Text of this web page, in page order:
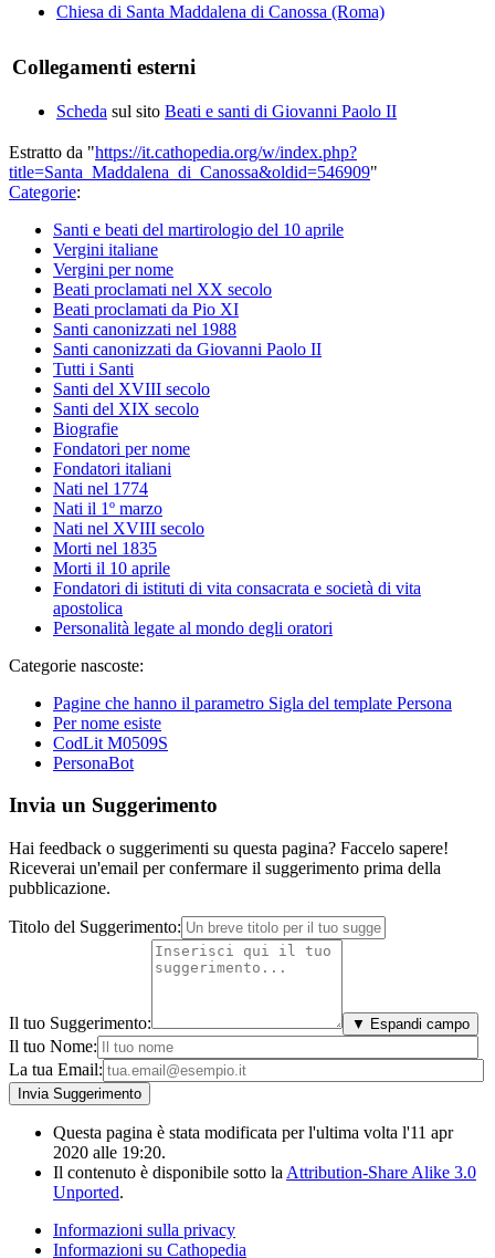
Chiesa di Santa Maddalena di Canossa (Roma)
Collegamenti esterni
Scheda sul sito Beati e santi di Giovanni Paolo II
Estratto da "https://it.cathopedia.org/w/index.php?
title=Santa_Maddalena_di_Canossa&oldid=546909"
Categorie:
Santi e beati del martirologio del 10 aprile
Vergini italiane
Vergini per nome
Beati proclamati nel XX secolo
Beati proclamati da Pio XI
Santi canonizzati nel 1988
Santi canonizzati da Giovanni Paolo II
Tutti i Santi
Santi del XVIII secolo
Santi del XIX secolo
Biografie
Fondatori per nome
Fondatori italiani
Nati nel 1774
Nati il 1º marzo
Nati nel XVIII secolo
Morti nel 1835
Morti il 10 aprile
Fondatori di istituti di vita consacrata e società di vita
apostolica
Personalità legate al mondo degli oratori
Categorie nascoste:
Pagine che hanno il parametro Sigla del template Persona
Per nome esiste
CodLit M0509S
PersonaBot
Invia un Suggerimento
Hai feedback o suggerimenti su questa pagina? Faccelo sapere!
Riceverai un'email per confermare il suggerimento prima della
pubblicazione.
Titolo del Suggerimento:
Il tuo Suggerimento: ▼ Espandi campo
Il tuo Nome:
La tua Email:
Questa pagina è stata modificata per l'ultima volta l'11 apr
2020 alle 19:20.
Il contenuto è disponibile sotto la Attribution-Share Alike 3.0
Unported.
Informazioni sulla privacy
Informazioni su Cathopedia